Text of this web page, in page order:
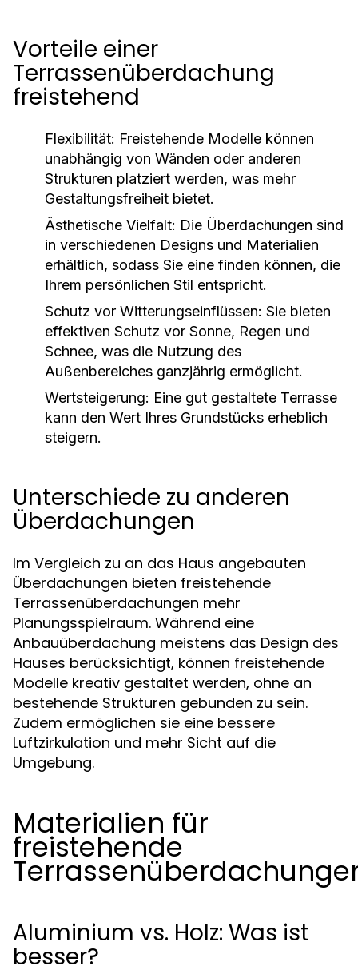
Vorteile einer
Terrassenüberdachung
freistehend
Flexibilität: Freistehende Modelle können
unabhängig von Wänden oder anderen
Strukturen platziert werden, was mehr
Gestaltungsfreiheit bietet.
Ästhetische Vielfalt: Die Überdachungen sind
in verschiedenen Designs und Materialien
erhältlich, sodass Sie eine finden können, die
Ihrem persönlichen Stil entspricht.
Schutz vor Witterungseinflüssen: Sie bieten
effektiven Schutz vor Sonne, Regen und
Schnee, was die Nutzung des
Außenbereiches ganzjährig ermöglicht.
Wertsteigerung: Eine gut gestaltete Terrasse
kann den Wert Ihres Grundstücks erheblich
steigern.
Unterschiede zu anderen
Überdachungen
Im Vergleich zu an das Haus angebauten
Überdachungen bieten freistehende
Terrassenüberdachungen mehr
Planungsspielraum. Während eine
Anbauüberdachung meistens das Design des
Hauses berücksichtigt, können freistehende
Modelle kreativ gestaltet werden, ohne an
bestehende Strukturen gebunden zu sein.
Zudem ermöglichen sie eine bessere
Luftzirkulation und mehr Sicht auf die
Umgebung.
Materialien für
freistehende
Aluminium vs. Holz: Was ist
besser?